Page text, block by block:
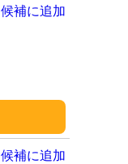
候補に追加
候補に追加